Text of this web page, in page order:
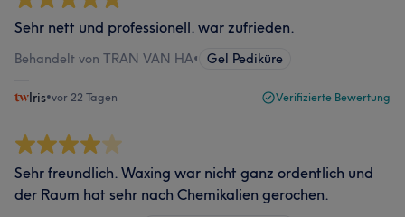
Sehr nett und professionell. war zufrieden.
Behandelt von TRAN VAN HA• Gel Pediküre
Iris•vor 22 Tagen Verifizierte Bewertung
Sehr freundlich. Waxing war nicht ganz ordentlich und
der Raum hat sehr nach Chemikalien gerochen.